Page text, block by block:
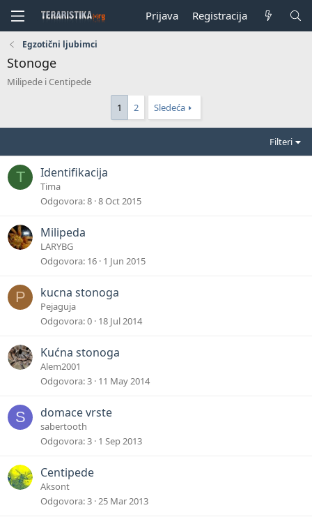
Prijava Registracija
Egzotični ljubimci
Stonoge
Milipede i Centipede
1 2 Sledeća
Filteri
T Identifikacija
Tima
Odgovora 8 8 Oct 2015
Milipeda
LARYBG
Odgovora 16 1 Jun 2015
P kucna stonoga
Pejaguja
Odgovora 0 18 Jul 2014
Kućna stonoga
Alem2001
Odgovora 3 11 May 2014
S domace vrste
sabertooth
Odgovora 3 1 Sep 2013
Centipede
Aksont
Odgovora 3 25 Mar 2013